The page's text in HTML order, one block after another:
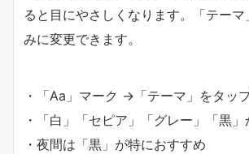
ると目にやさしくなります。「テー
みに変更できます。
・「Aa」マーク →「テーマ」をタッ
・「白」「セピア」「グレー」「黒」
・夜間は「黒」が特におすすめ